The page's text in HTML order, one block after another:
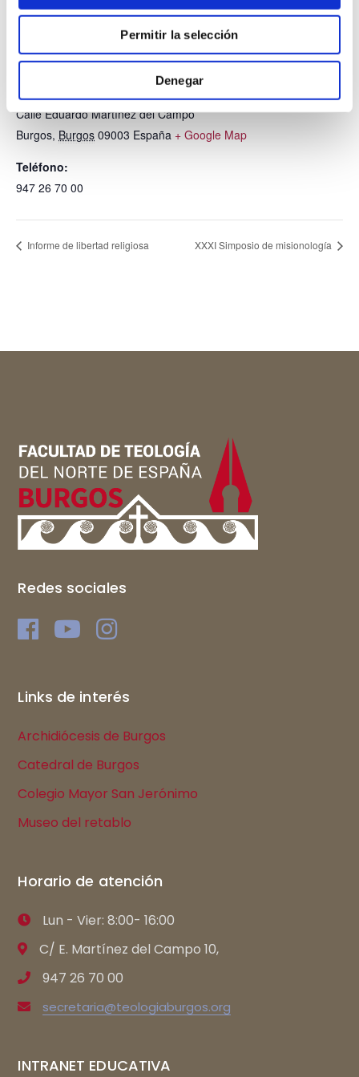
Permitir la selección
Denegar
LOCAL
Calle Eduardo Martínez del Campo
Burgos, Burgos 09003 España + Google Map
Teléfono:
947 26 70 00
Informe de libertad religiosa XXXI Simposio de misionología
Redes sociales
Links de interés
Archidiócesis de Burgos
Catedral de Burgos
Colegio Mayor San Jerónimo
Museo del retablo
Horario de atención
Lun - Vier: 8:00- 16:00
C/ E. Martínez del Campo 10,
947 26 70 00
secretaria@teologiaburgos.org
INTRANET EDUCATIVA